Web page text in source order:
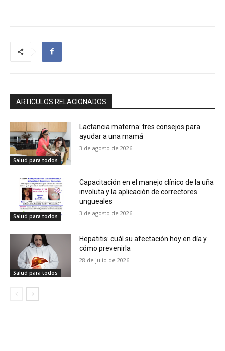
ARTICULOS RELACIONADOS
Salud para todos
Lactancia materna: tres consejos para
ayudar a una mamá
3 de agosto de 2026
Salud para todos
Capacitación en el manejo clínico de la uña
involuta y la aplicación de correctores
ungueales
3 de agosto de 2026
Salud para todos
Hepatitis: cuál su afectación hoy en día y
cómo prevenirla
28 de julio de 2026